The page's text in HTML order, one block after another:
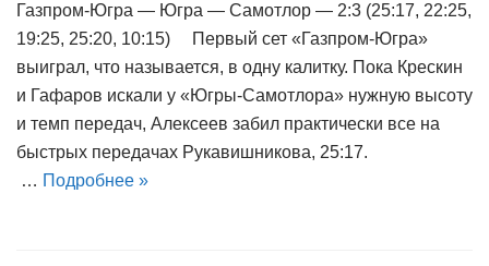
Газпром-Югра — Югра — Самотлор — 2:3 (25:17, 22:25,
19:25, 25:20, 10:15) Первый сет «Газпром-Югра»
выиграл, что называется, в одну калитку. Пока Крескин
и Гафаров искали у «Югры-Самотлора» нужную высоту
и темп передач, Алексеев забил практически все на
быстрых передачах Рукавишникова, 25:17.
… Подробнее »